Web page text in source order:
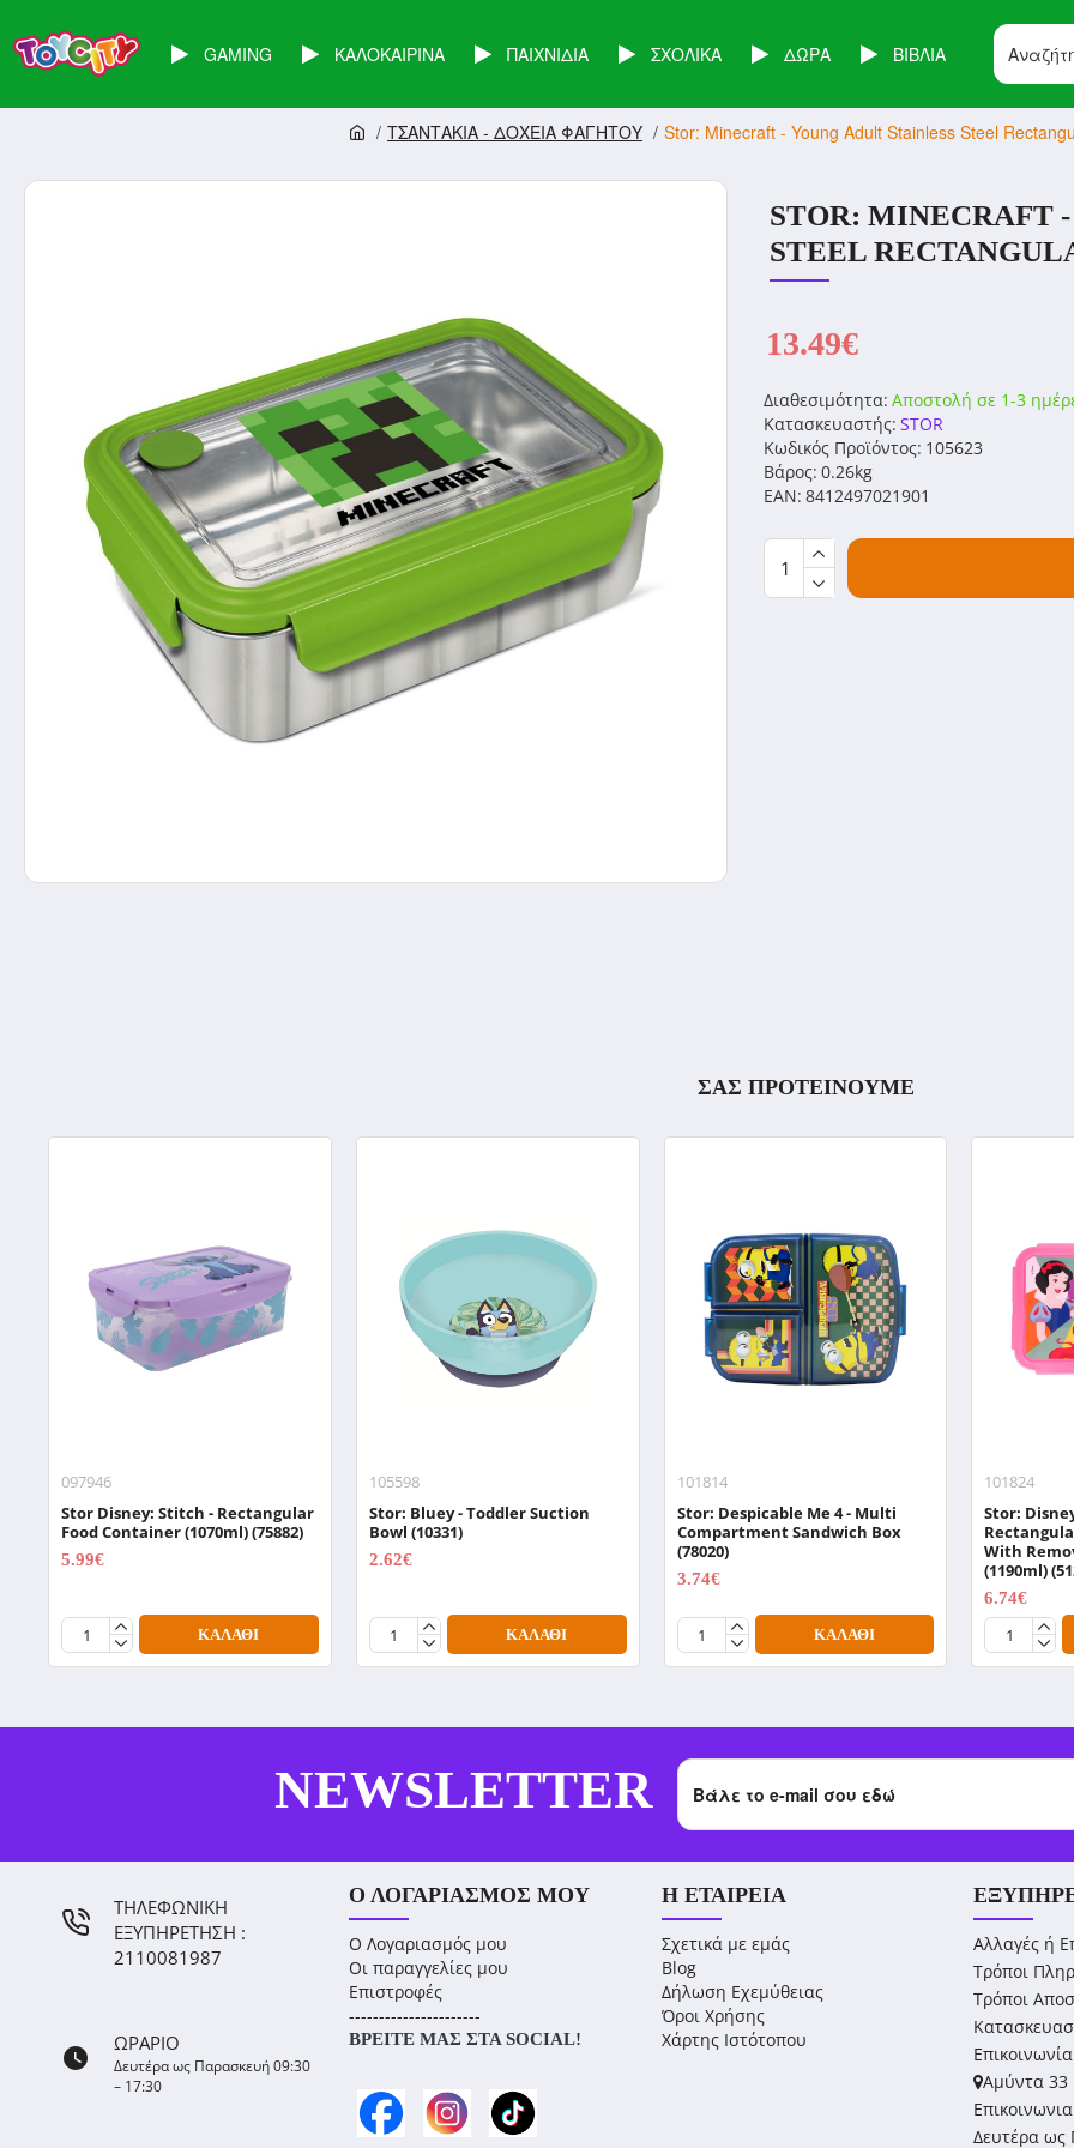
GAMING ΚΑΛΟΚΑΙΡΙΝΑ ΠΑΙΧΝΙΔΙΑ ΣΧΟΛΙΚΑ ΔΩΡΑ ΒΙΒΛΙΑ
ΤΣΑΝΤΑΚΙΑ - ΔΟΧΕΙΑ ΦΑΓΗΤΟΥ Stor: Minecraft - Young Adult Stainless Steel
STOR: MINECRAFT
STEEL
Διαθεσιμότητα: Αποστολή σε 1-3
Κατασκευαστής: STOR
Κωδικός Προϊόντος: 105623
Βάρος: 0.26kg
EAN: 8412497021901
13.49€
ΣΑΣ ΠΡΟΤΕΙΝΟΥΜΕ
097946
Stor Disney: Stitch - Rectangular
Food Container (1070ml) (75882)
5.99€
ΚΑΛΆΘΙ
105598
Stor: Bluey - Toddler Suction
Bowl (10331)
2.62€
ΚΑΛΆΘΙ
101814
Stor: Despicable Me 4 - Multi
Compartment Sandwich Box
(78020)
3.74€
ΚΑΛΆΘΙ
101824
Stor:
With
(1190ml)
6.74€
NEWSLETTER
ΤΗΛΕΦΩΝΙΚΗ
ΕΞΥΠΗΡΕΤΗΣΗ :
2110081987
ΩΡΑΡΙΟ
Δευτέρα ως Παρασκευή 09:30
– 17:30
Ο ΛΟΓΑΡΙΑΣΜΌΣ ΜΟΥ
Ο Λογαριασμός μου
Οι παραγγελίες μου
Επιστροφές
----------------------
ΒΡΕΊΤΕ ΜΑΣ ΣΤΑ SOCIAL!
Η ΕΤΑΙΡΕΊΑ
Σχετικά με εμάς
Blog
Δήλωση Εχεμύθειας
Όροι Χρήσης
Χάρτης Ιστότοπου
Αλλαγές ή
Τρόποι
Τρόποι
Επικοινωνία
Αμύντα 33
Δευτέρα ως